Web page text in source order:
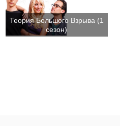
Теория Большого Взрыва (1
сезон)